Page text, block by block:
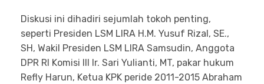
Diskusi ini dihadiri sejumlah tokoh penting,
seperti Presiden LSM LIRA H.M. Yusuf Rizal, SE.,
SH, Wakil Presiden LSM LIRA Samsudin, Anggota
DPR RI Komisi III Ir. Sari Yulianti, MT, pakar hukum
Refly Harun, Ketua KPK peride 2011-2015 Abraham